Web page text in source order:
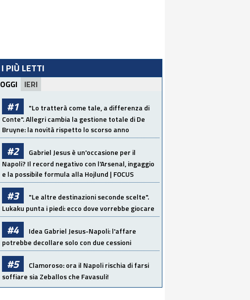
I PIÙ LETTI
OGGI IERI
#1
"Lo tratterà come tale, a differenza di
Conte". Allegri cambia la gestione totale di De
Bruyne: la novità rispetto lo scorso anno
#2
Gabriel Jesus è un'occasione per il
Napoli? Il record negativo con l'Arsenal, ingaggio
e la possibile formula alla Hojlund | FOCUS
#3
"Le altre destinazioni seconde scelte".
Lukaku punta i piedi: ecco dove vorrebbe giocare
#4
Idea Gabriel Jesus-Napoli: l'affare
potrebbe decollare solo con due cessioni
#5
Clamoroso: ora il Napoli rischia di farsi
soffiare sia Zeballos che Favasuli!